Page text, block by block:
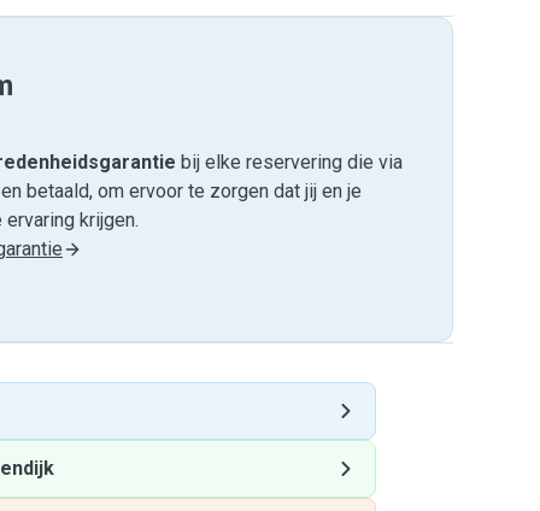
bij elke reservering die via
betaald, om ervoor te zorgen dat jij en je
krijgen.